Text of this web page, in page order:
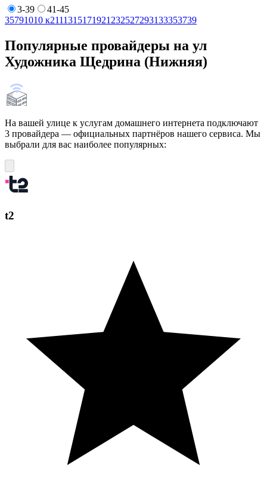
3-39
41-45
35791010 к2111315171921 232527293133353739
Популярные провайдеры на ул
Художника Щедрина (Нижняя)
На вашей улице к услугам домашнего интернета подключают
3 провайдера — официальных партнёров нашего сервиса. Мы
выбрали для вас наиболее популярных:
t2